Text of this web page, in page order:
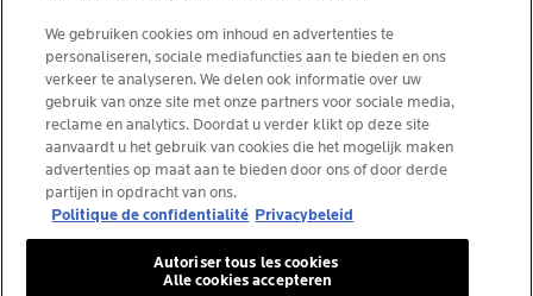
La Roche-Posay Laboratoire Dermatologique CAI
86270 La Roche-Posay France
[email protected]
*IQVIA NPA, dermo-cosmétiques, canal pharmacie
Belgique, volume de produits prescrits par les
dermatologues. YTD 08/2025, Belgique
We gebruiken cookies om inhoud en advertenties te
personaliseren, sociale mediafuncties aan te bieden en ons
verkeer te analyseren. We delen ook informatie over uw
gebruik van onze site met onze partners voor sociale media,
reclame en analytics. Doordat u verder klikt op deze site
aanvaardt u het gebruik van cookies die het mogelijk maken
advertenties op maat aan te bieden door ons of door derde
partijen in opdracht van ons.
Politique de confidentialité Privacybeleid
Autoriser tous les cookies
Alle cookies accepteren